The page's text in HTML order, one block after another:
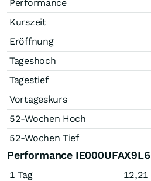
Performance
Kurszeit
Eröffnung
Tageshoch
Tagestief
Vortageskurs
52-Wochen Hoch
52-Wochen Tief
Performance IE000UFAX9L6
1 Tag 12,21